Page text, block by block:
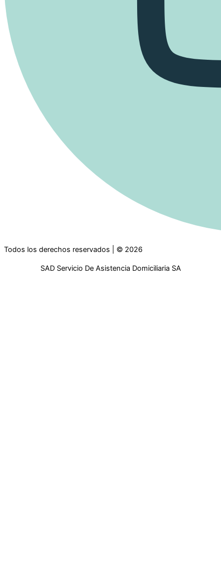
Todos los derechos reservados | © 2026
SAD Servicio De Asistencia Domiciliaria SA